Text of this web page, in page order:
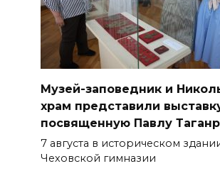
Музей-заповедник и
храм представили
посвященную Павлу
7 августа в историческом
Чеховской гимназии